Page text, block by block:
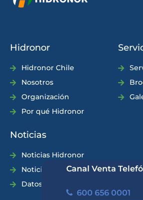
Canal Venta
600 656 0001
Hidronor
Hidronor Chile
Nosotros
Organización
Por qué Hidronor
Noticias
Noticias Hidronor
Noticias Industria
Datos Prácticos